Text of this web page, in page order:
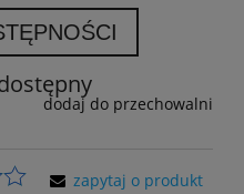
dodaj do przechowalni
zapytaj o produkt